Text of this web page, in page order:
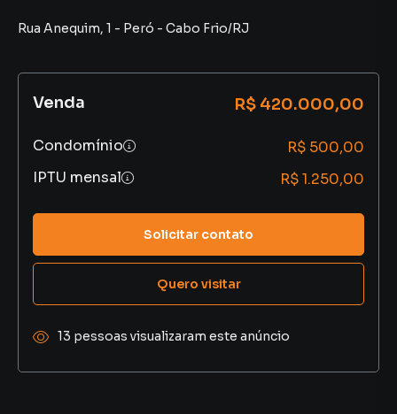
Rua Anequim, 1 - Peró - Cabo Frio/RJ
Venda R$ 420.000,00
Condomínio
R$ 500,00
IPTU mensal
R$ 1.250,00
Solicitar contato
Quero visitar
13 pessoas visualizaram este anúncio